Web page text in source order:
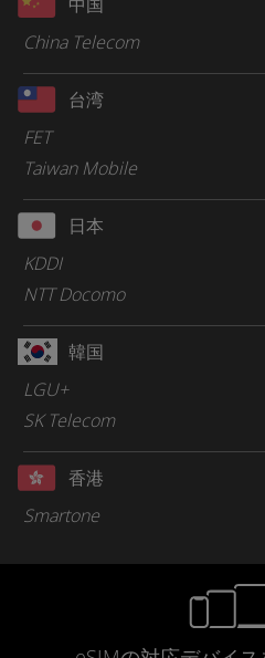
China Telecom
台湾
FET
Taiwan Mobile
日本
KDDI
NTT Docomo
韓国
LGU+
SK Telecom
香港
Smartone